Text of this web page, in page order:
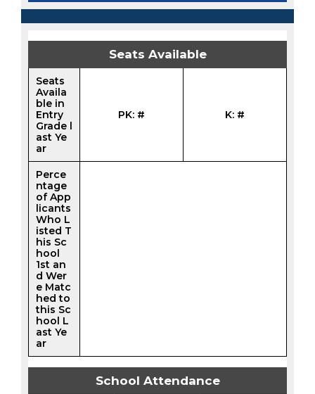
Seats Available
Seats
Availa
ble in
Entry
Grade l
ast Ye
ar
PK: # K: #
Perce
ntage
of App
licants
Who L
isted T
his Sc
hool
1st an
d Wer
e Matc
hed to
this Sc
hool L
ast Ye
ar
School Attendance